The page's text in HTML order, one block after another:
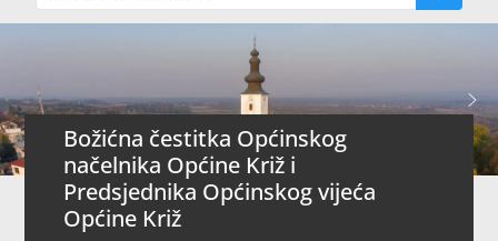
Božićna čestitka Općinskog
načelnika Općine Križ i
Predsjednika Općinskog vijeća
Općine Križ